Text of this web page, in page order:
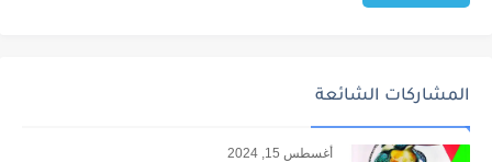
المشاركات الشائعة
أغسطس 15, 2024